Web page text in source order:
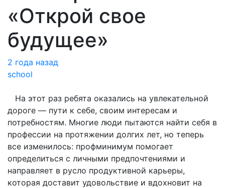
«Открой свое
будущее»
2 года назад
school
На этот раз ребята оказались на увлекательной
дороге — пути к себе, своим интересам и
потребностям. Многие люди пытаются найти себя в
профессии на протяжении долгих лет, но теперь
все изменилось: профминимум помогает
определиться с личными предпочтениями и
направляет в русло продуктивной карьеры,
которая доставит удовольствие и вдохновит на